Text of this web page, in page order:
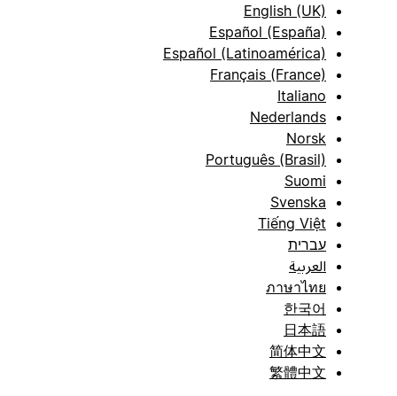
English (UK)
Español (España)
Español (Latinoamérica)
Français (France)
Italiano
Nederlands
Norsk
Português (Brasil)
Suomi
Svenska
Tiếng Việt
עברית
العربية
ภาษาไทย
한국어
日本語
简体中文
繁體中文